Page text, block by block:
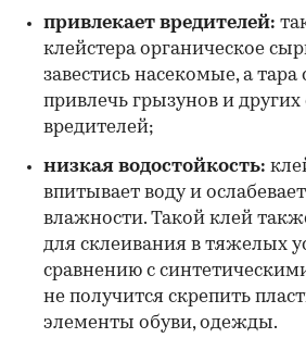
привлекает вредителей:
клейстера органическое
завестись насекомые, а тара
привлечь грызунов и других
вредителей;
низкая водостойкость:
впитывает воду и
влажности. Такой клей
для склеивания в тяжелых
сравнению с
не получится скрепить
элементы обуви, одежды.